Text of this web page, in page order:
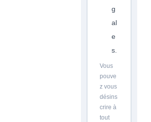
g
al
e
s.
Vous
pouve
z vous
désins
crire à
tout